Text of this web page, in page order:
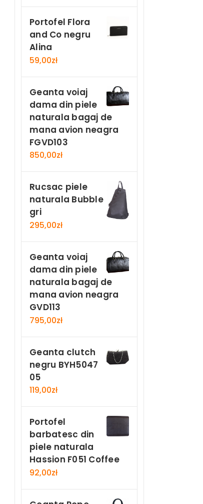
Portofel Flora
and Co negru
Alina
59,00zł
Geanta voiaj
dama din piele
naturala bagaj de
mana avion neagra
FGVD103
850,00zł
Rucsac piele
naturala Bubble
gri
295,00zł
Geanta voiaj
dama din piele
naturala bagaj de
mana avion neagra
GVD113
795,00zł
Geanta clutch
negru BYH5047
05
119,00zł
Portofel
barbatesc din
piele naturala
Hassion F051 Coffee
92,00zł